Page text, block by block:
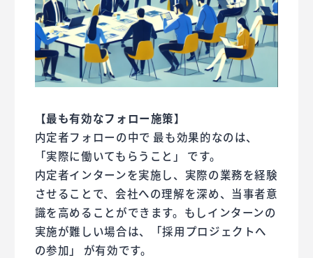
【最も有効なフォロー施策】
内定者フォローの中で 最も効果的なのは、
「実際に働いてもらうこと」 です。
内定者インターンを実施し、実際の業務を経験
させることで、会社への理解を深め、当事者意
識を高めることができます。もしインターンの
実施が難しい場合は、「採用プロジェクトへ
の参加」 が有効です。